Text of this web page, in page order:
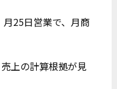
月25日営業で、月商
上の計算根拠が見